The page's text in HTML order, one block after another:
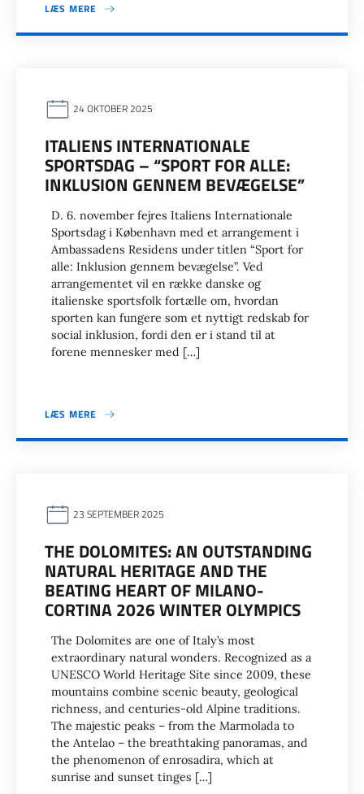
LÆS MERE
24 OKTOBER 2025
ITALIENS INTERNATIONALE
SPORTSDAG – “SPORT FOR ALLE:
INKLUSION GENNEM BEVÆGELSE”
D. 6. november fejres Italiens Internationale
Sportsdag i København med et arrangement i
Ambassadens Residens under titlen “Sport for
alle: Inklusion gennem bevægelse”. Ved
arrangementet vil en række danske og
italienske sportsfolk fortælle om, hvordan
sporten kan fungere som et nyttigt redskab for
social inklusion, fordi den er i stand til at
forene mennesker med […]
LÆS MERE
23 SEPTEMBER 2025
THE DOLOMITES: AN OUTSTANDING
NATURAL HERITAGE AND THE
BEATING HEART OF MILANO-
CORTINA 2026 WINTER OLYMPICS
The Dolomites are one of Italy’s most
extraordinary natural wonders. Recognized as a
UNESCO World Heritage Site since 2009, these
mountains combine scenic beauty, geological
richness, and centuries-old Alpine traditions.
The majestic peaks – from the Marmolada to
the Antelao – the breathtaking panoramas, and
the phenomenon of enrosadira, which at
sunrise and sunset tinges […]